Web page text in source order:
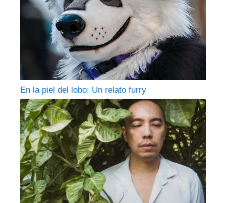
En la piel del lobo: Un relato furry